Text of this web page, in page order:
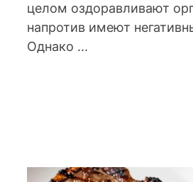
целом оздоравливают
напротив имеют
Однако ...